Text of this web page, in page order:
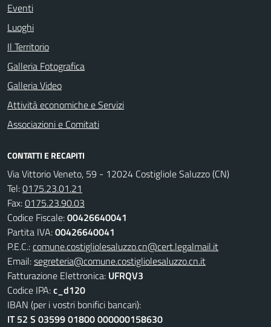
Eventi
Luoghi
Il Territorio
Galleria Fotografica
Galleria Video
Attività economiche e Servizi
Associazioni e Comitati
CONTATTI E RECAPITI
Via Vittorio Veneto, 59 - 12024 Costigliole Saluzzo (CN)
Tel:0175.23.01.21
Fax:0175.23.90.03
Codice Fiscale:00426640041
Partita IVA:00426640041
P.E.C.:comune.costigliolesaluzzo.cn@cert.legalmail.it
Email:segreteria@comune.costigliolesaluzzo.cn.it
Fatturazione Elettronica: UFRQV3
Codice IPA:c_d120
IBAN (per i vostri bonifici bancari):
IT 52 S 03599 01800 000000158630